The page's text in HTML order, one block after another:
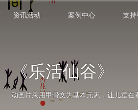
资讯活动 案例中心 支持
《乐活仙谷》
动画片采用甲骨文为基本元素，让儿童在